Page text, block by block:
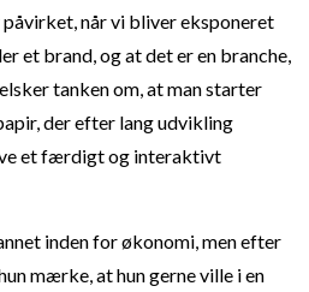
når vi bliver eksponeret
et brand, og at det er en branche,
tanken om, at man starter
der efter lang udvikling
et færdigt og interaktivt
inden for økonomi, men efter
mærke, at hun gerne ville i en